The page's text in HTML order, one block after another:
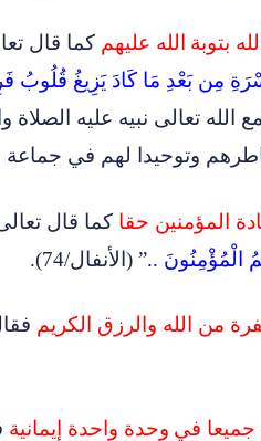
بتوبة الله عليهم كما قال
مِن بَعْدِ مَا كَادَ يَزِيغُ
الله تعالى نبيه عليه
وتوحيدا لهم في جماعة
المؤمنين حقا كما قال
الْمُؤْمِنُونَ ..” (الأنفال/74 ).
من الله والرزق الكريم
جميعا في وحدة واحدة إيمانية